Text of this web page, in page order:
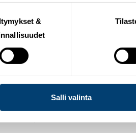
&
Salli valinta
tasaisia on kuitenkin nuo
kohtalaiselta. Fiilis oli ihan
verran.
mennä, niin ei kestä
Hirvonen
maaliviivan ylitti Japanin
kilpailulla.